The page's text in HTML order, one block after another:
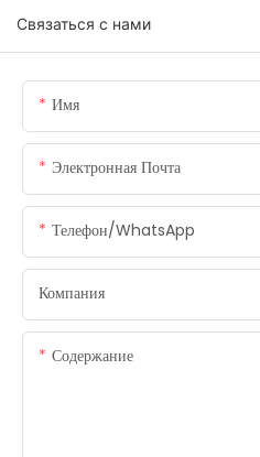
Связаться с нами
Имя
Электронная Почта
Телефон/WhatsApp
Компания
Содержание